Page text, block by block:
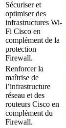
Sécuriser et
optimiser des
infrastructures Wi-
Fi Cisco en
complément de la
protection
Firewall.
Renforcer la
maîtrise de
l’infrastructure
réseau et des
routeurs Cisco en
complément du
Firewall.